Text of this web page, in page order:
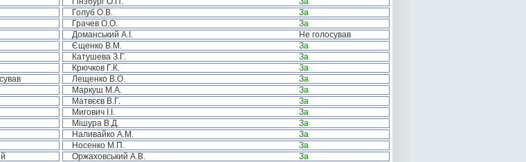
Голуб О.В.
За
Грачев О.О.
За
Доманський А.І.
Не голосував
Єщенко В.М.
За
Катушева З.Г.
За
Крючков Г.К.
За
Лещенко В.О.
За
Маркуш М.А.
За
Матвєєв В.Г.
За
Мигович І.І.
За
Мішура В.Д.
За
Наливайко А.М.
За
Носенко М.П.
За
Оржаховський А.В.
За